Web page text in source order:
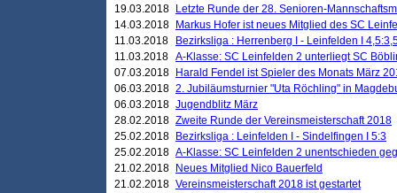
19.03.2018
Letzte Runde der 28. Senioren-
14.03.2018
Markus Hofer ist neues Mitglied des SC
11.03.2018
Bezirksliga : Herrenberg I - Leinfelden I
11.03.2018 A-Klasse: SC Leinfelden 2 unterliegt SC
07.03.2018
Harald Fendel ist Spieler des Monats März
06.03.2018 2. Jubiläumsturnier "Uta Röchling" in
06.03.2018 Jugendblitz März
28.02.2018 Zweite Runde der Vereinsmeisterschaft 2018
25.02.2018
Bezirksliga : Leinfelden I - Sindelfingen I 5:3
25.02.2018 A-Klasse: SC Leinfelden 2 unentschieden
21.02.2018
Neues Mitglied Nico Bauerfeld
21.02.2018 Vereinsmeisterschaft 2018 ist gestartet